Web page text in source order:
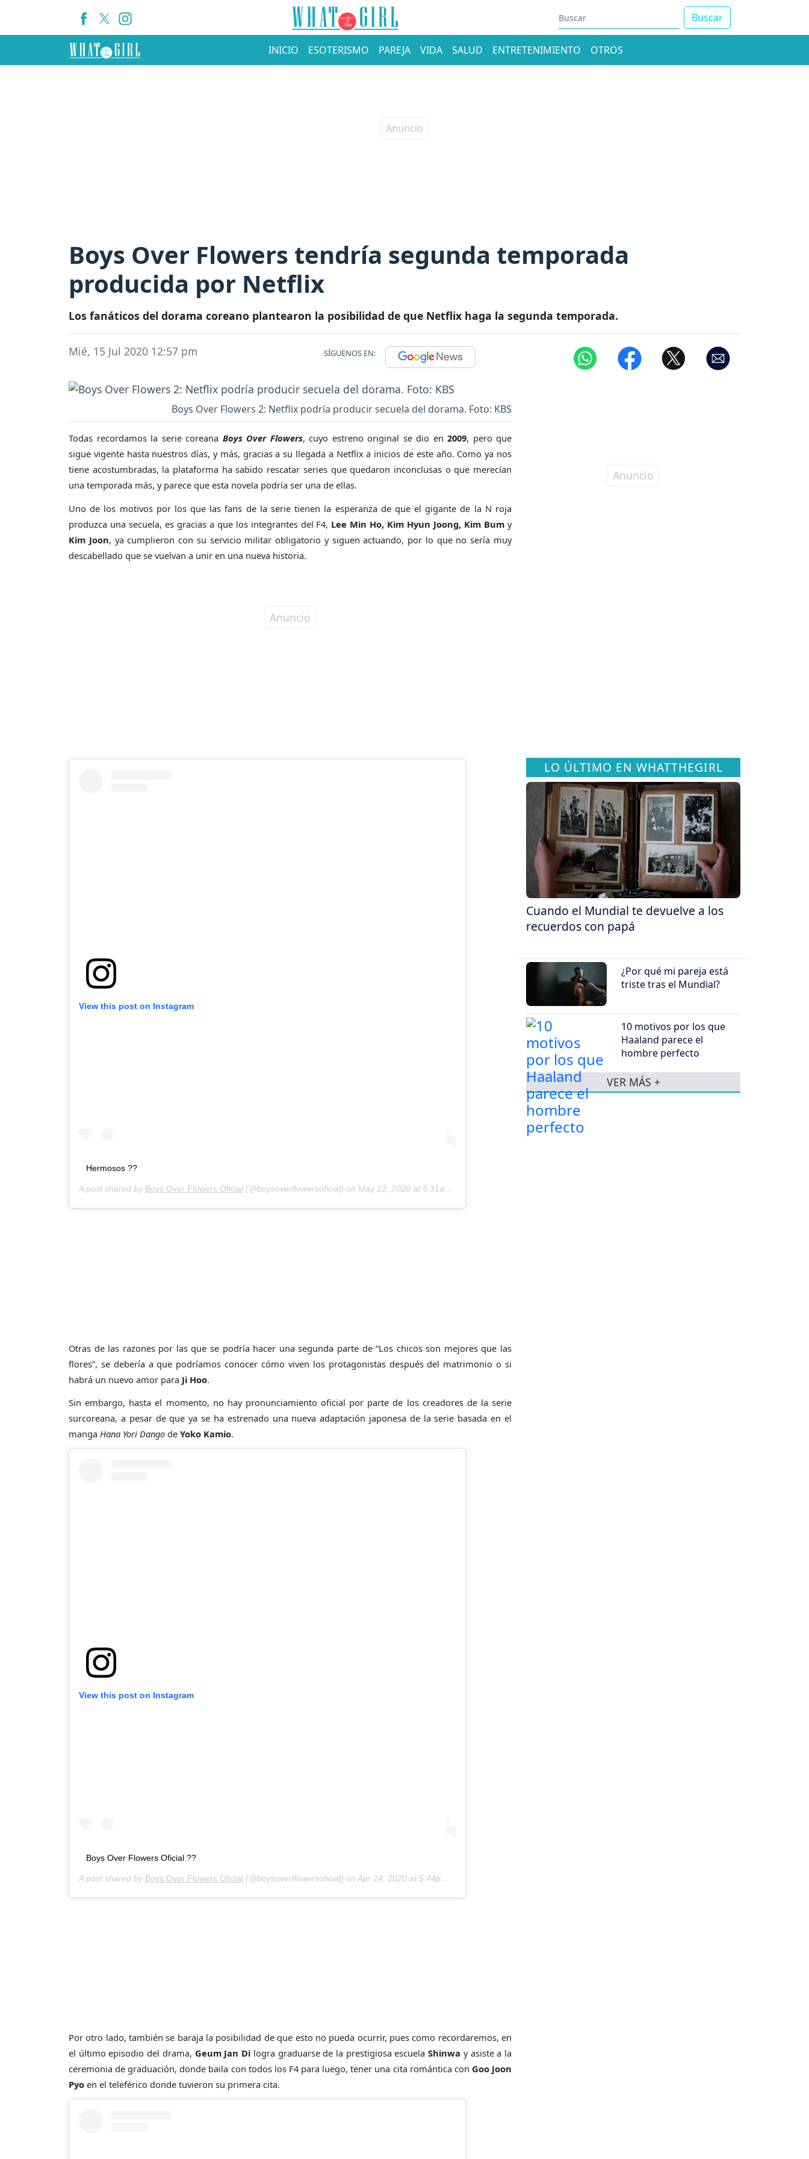
Buscar
INICIO ESOTERISMO PAREJA VIDA SALUD ENTRETENIMIENTO OTROS
Boys Over Flowers tendría segunda temporada
producida por Netflix
Los fanáticos del dorama coreano plantearon la posibilidad de que Netflix haga la segunda temporada.
Mié, 15 Jul 2020 12:57 pm SÍGUENOS EN:
Boys Over Flowers 2: Netflix podría producir secuela del dorama. Foto: KBS
Todas recordamos la serie coreana Boys Over Flowers, cuyo estreno original se dio en 2009, pero que
sigue vigente hasta nuestros días, y más, gracias a su llegada a Netflix a inicios de este año. Como ya nos
tiene acostumbradas, la plataforma ha sabido rescatar series que quedaron inconclusas o que merecían
una temporada más, y parece que esta novela podría ser una de ellas.
Uno de los motivos por los que las fans de la serie tienen la esperanza de que el gigante de la N roja
produzca una secuela, es gracias a que los integrantes del F4, Lee Min Ho, Kim Hyun Joong, Kim Bumy
Kim Joon, ya cumplieron con su servicio militar obligatorio y siguen actuando, por lo que no sería muy
descabellado que se vuelvan a unir en una nueva historia.
View this post on Instagram
Hermosos ??
A post shared by Boys Over Flowers Oficial (@boysoverflowersoficial) on May 12, 2020 at 5:31am PDT
Otras de las razones por las que se podría hacer una segunda parte de “Los chicos son mejores que las
flores”, se debería a que podríamos conocer cómo viven los protagonistas después del matrimonio o si
habrá un nuevo amor para Ji Hoo.
Sin embargo, hasta el momento, no hay pronunciamiento oficial por parte de los creadores de la serie
surcoreana, a pesar de que ya se ha estrenado una nueva adaptación japonesa de la serie basada en el
manga Hana Yori Dango de Yoko Kamio.
View this post on Instagram
Boys Over Flowers Oficial ??
A post shared by Boys Over Flowers Oficial (@boysoverflowersoficial) on Apr 24, 2020 at 5:44pm PDT
Por otro lado, también se baraja la posibilidad de que esto no pueda ocurrir, pues como recordaremos, en
el último episodio del drama, Geum Jan Di logra graduarse de la prestigiosa escuelaShinwa y asiste a la
ceremonia de graduación, donde baila con todos los F4 para luego, tener una cita romántica con Goo Joon
Pyo en el teleférico donde tuvieron su primera cita.
LO ÚLTIMO EN WHATTHEGIRL
Cuando el Mundial te devuelve a los
recuerdos con papá
¿Por qué mi pareja está
triste tras el Mundial?
10 motivos por los que
Haaland parece el
hombre perfecto
VER MÁS +